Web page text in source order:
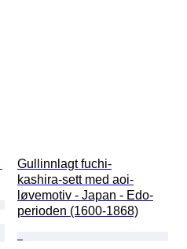
Gullinnlagt fuchi-
kashira‑sett med aoi-
løvemotiv - Japan - Edo-
perioden (1600-1868)